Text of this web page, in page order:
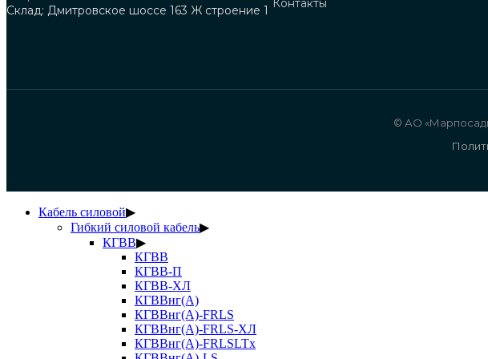
Склад: Дмитровское шоссе 163 Ж строение 1
Контакты
© АО
Кабель силовой▶
Гибкий силовой кабель▶
КГВВ▶
КГВВ
КГВВ-П
КГВВ-ХЛ
КГВВнг(А)
КГВВнг(А)-FRLS
КГВВнг(А)-FRLS-ХЛ
КГВВнг(А)-FRLSLTx